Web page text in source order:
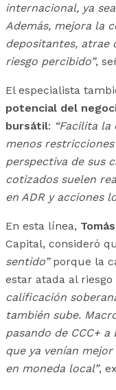
internacional, ya
Además, mejora la
depositantes, atrae
riesgo percibido”,
El especialista
potencial del
bursátil: “Facilita
menos
perspectiva de sus
cotizados suelen
en ADR y acciones
En esta línea,
Capital, consideró
sentido” porque la
estar atada al riesgo
calificación
también sube.
pasando de CCC+
que ya venían
en moneda local”,